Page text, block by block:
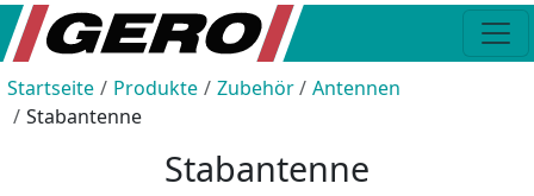
Startseite Produkte Zubehör
Antennen
Stabantenne
Stabantenne